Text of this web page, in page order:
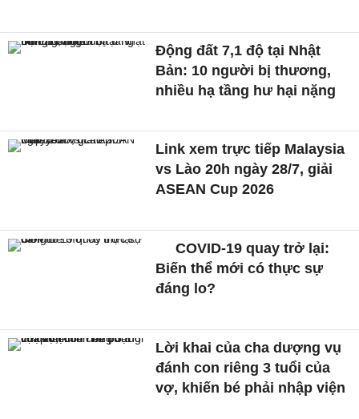
Động đất 7,1 độ tại Nhật
Bản: 10 người bị thương,
nhiều hạ tầng hư hại nặng
Link xem trực tiếp Malaysia
vs Lào 20h ngày 28/7, giải
ASEAN Cup 2026
COVID-19 quay trở lại:
Biến thể mới có thực sự
đáng lo?
Lời khai của cha dượng vụ
đánh con riêng 3 tuổi của
vợ, khiến bé phải nhập viện